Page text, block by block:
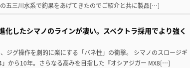
五三川水系で釣果をあげてきたのでご紹介と共に製品[…]
化したシマノのラインが凄い。スペクトラ採用でより強く
ジグ操作を劇的に楽にする「バネ性」の衝撃。 シマノのスロージギ
」から10年。さらなる高みを目指した『オシアジガー MX8[…]